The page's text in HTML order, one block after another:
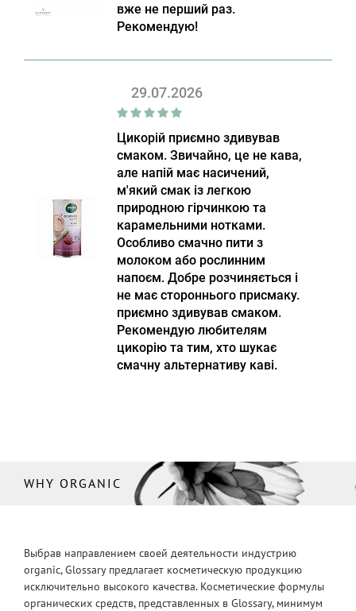
вже не перший раз.
Рекомендую!
29.07.2026
Цикорій приємно здивував
смаком. Звичайно, це не кава,
але напій має насичений,
м'який смак із легкою
природною гірчинкою та
карамельними нотками.
Особливо смачно пити з
молоком або рослинним
напоєм. Добре розчиняється і
не має стороннього присмаку.
приємно здивував смаком.
Рекомендую любителям
цикорію та тим, хто шукає
смачну альтернативу каві.
WHY ORGANIC
Выбрав направлением своей деятельности индустрию
organic, Glossary предлагает косметическую продукцию
исключительно высокого качества. Косметические формулы
органических средств, представленных в Glossary, минимум